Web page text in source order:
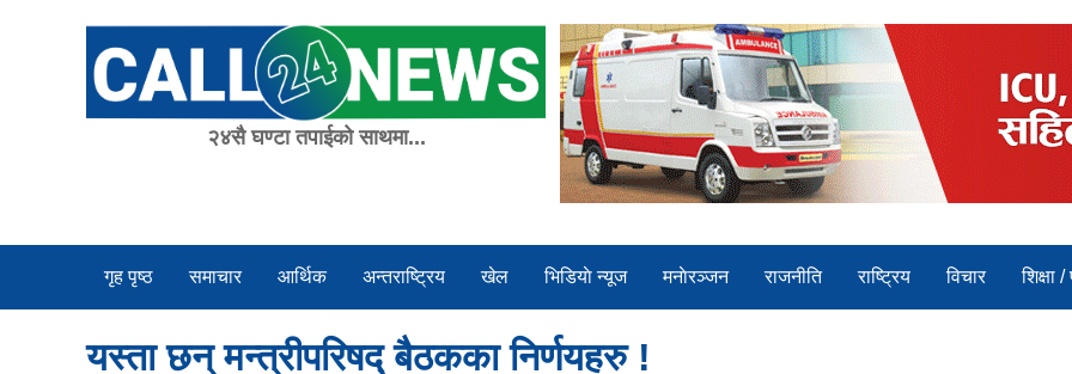
२४सै घण्टा तपाईको साथमा...
गृह पृष्ठ समाचार आर्थिक अन्तराष्ट्रिय खेल भिडियाे न्यूज मनाेरञ्जन राजनीति राष्ट्रिय विचार शिक्षा /
यस्ता छन् मन्त्रीपरिषद् बैठकका निर्णयहरु !